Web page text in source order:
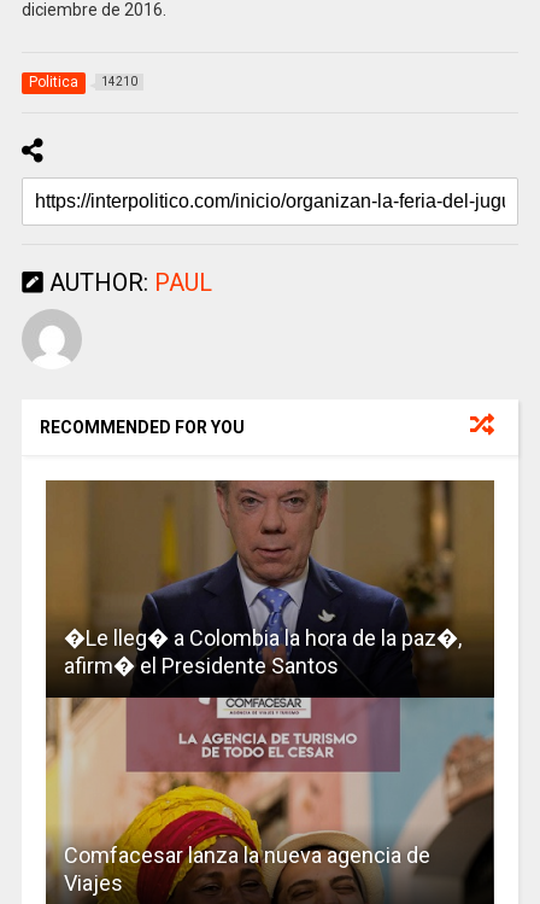
diciembre de 2016.
Politica 14210
AUTHOR: PAUL
RECOMMENDED FOR YOU
�Le lleg� a Colombia la hora de la paz�,
afirm� el Presidente Santos
Comfacesar lanza la nueva agencia de
Viajes